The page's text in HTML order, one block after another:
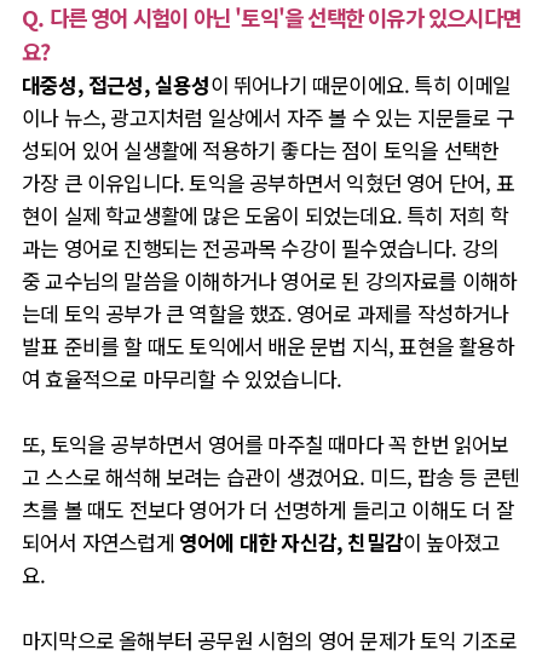
Q. 다른 영어 시험이 아닌 '토익'을 선택한 이유가 있으시다면
요?
대중성, 접근성, 실용성이 뛰어나기 때문이에요. 특히 이메일
이나 뉴스, 광고지처럼 일상에서 자주 볼 수 있는 지문들로 구
성되어 있어 실생활에 적용하기 좋다는 점이 토익을 선택한
가장 큰 이유입니다.토익을 공부하면서 익혔던 영어 단어, 표
현이 실제 학교생활에 많은 도움이 되었는데요. 특히 저희 학
과는 영어로 진행되는 전공과목 수강이 필수였습니다. 강의
중 교수님의 말씀을 이해하거나 영어로 된 강의자료를 이해하
는데 토익 공부가 큰 역할을 했죠. 영어로 과제를 작성하거나
발표 준비를 할 때도 토익에서 배운 문법 지식, 표현을 활용하
여 효율적으로 마무리할 수 있었습니다.
또, 토익을 공부하면서 영어를 마주칠 때마다 꼭 한번 읽어보
고 스스로 해석해 보려는 습관이 생겼어요. 미드, 팝송 등 콘텐
츠를 볼 때도 전보다 영어가 더 선명하게 들리고 이해도 더 잘
되어서 자연스럽게 영어에 대한 자신감, 친밀감이 높아졌고
요.
마지막으로 올해부터 공무원 시험의 영어 문제가 토익 기조로